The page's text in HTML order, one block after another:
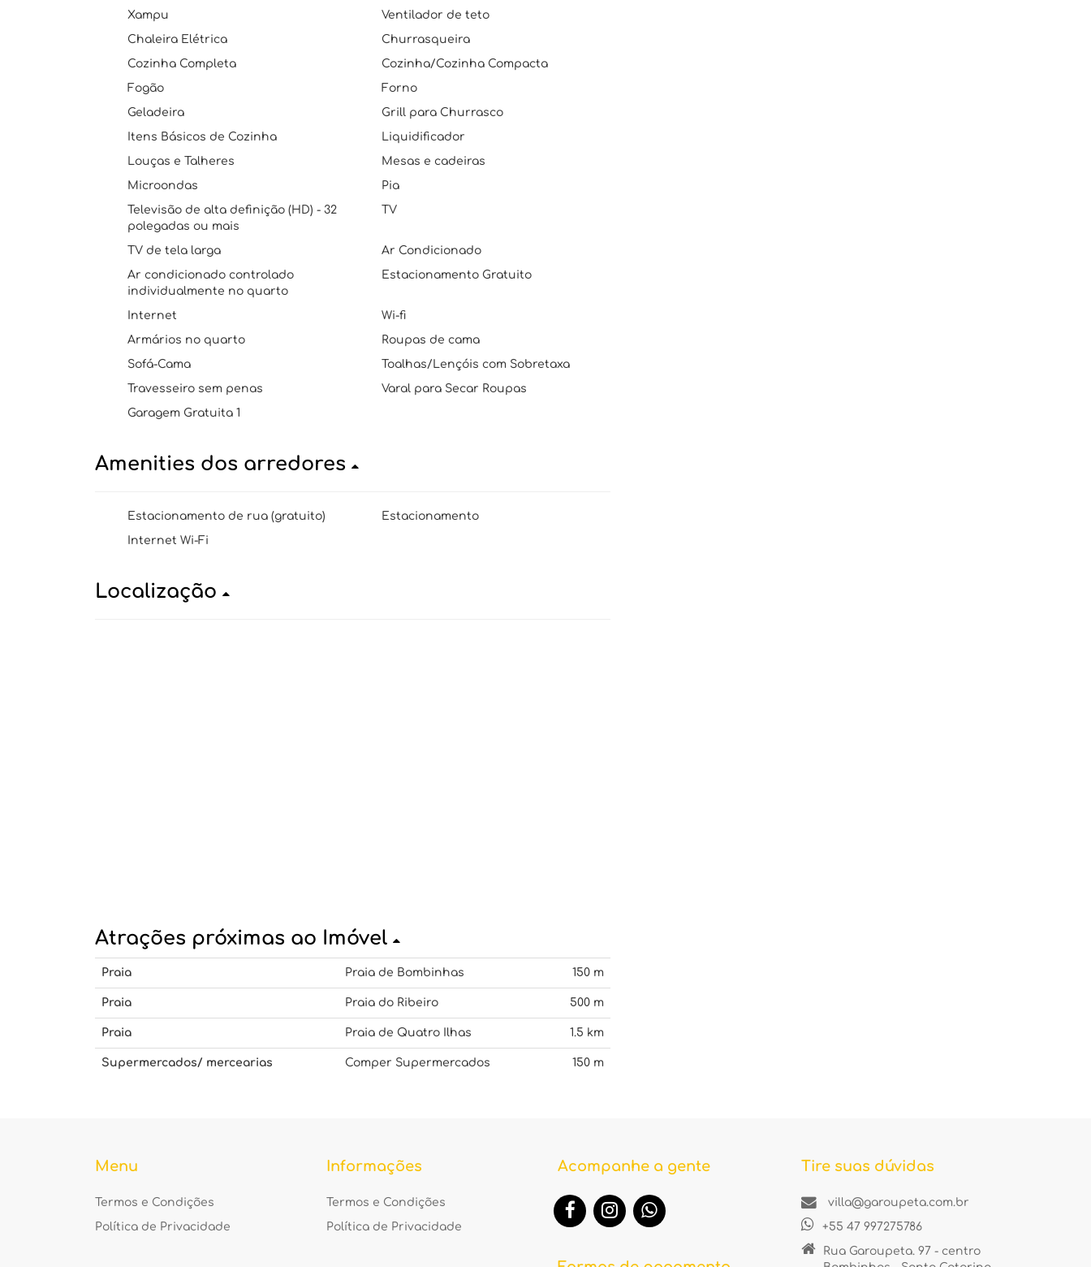
Xampu
Ventilador de teto
Chaleira Elétrica
Churrasqueira
Cozinha Completa
Cozinha/Cozinha Compacta
Fogão
Forno
Geladeira
Grill para Churrasco
Itens Básicos de Cozinha
Liquidificador
Louças e Talheres
Mesas e cadeiras
Microondas
Pia
Televisão de alta definição (HD) - 32
polegadas ou mais
TV
TV de tela larga
Ar Condicionado
Ar condicionado controlado
individualmente no quarto
Estacionamento Gratuito
Internet
Wi-fi
Armários no quarto
Roupas de cama
Sofá-Cama
Toalhas/Lençóis com Sobretaxa
Travesseiro sem penas
Varal para Secar Roupas
Garagem Gratuita 1
Amenities dos arredores
Estacionamento de rua (gratuito)
Estacionamento
Internet Wi-Fi
Localização
Atrações próximas ao Imóvel
Praia Praia de Bombinhas 150 m
Praia Praia do Ribeiro 500 m
Praia Praia de Quatro Ilhas 1.5 km
Supermercados/ mercearias Comper Supermercados 150 m
Menu
Termos e Condições
Política de Privacidade
Informações
Termos e Condições
Política de Privacidade
Acompanhe a gente Tire suas dúvidas
villa@garoupeta.com.br
+55 47 997275786
Rua Garoupeta. 97 - centro